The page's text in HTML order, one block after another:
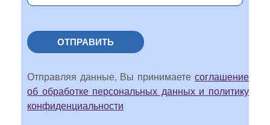
ОТПРАВИТЬ
Отправляя данные, Вы принимаете соглашение
об обработке персональных данных и политику
конфиденциальности